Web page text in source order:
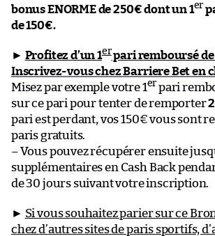
bonus ENORME de 250€ dont un 1er
de 150€.
► Profitez d’un 1erpari remboursé de
Inscrivez-vous chez Barriere Bet en
Misez par exemple votre 1er pari
sur ce pari pour tenter de remporter
pari est perdant, vos 150€ vous sont
paris gratuits.
– Vous pouvez récupérer ensuite
supplémentaires en Cash Back
de 30 jours suivant votre inscription.
► Si vous souhaitez parier sur ce
chez d’autres sites de paris sportifs,